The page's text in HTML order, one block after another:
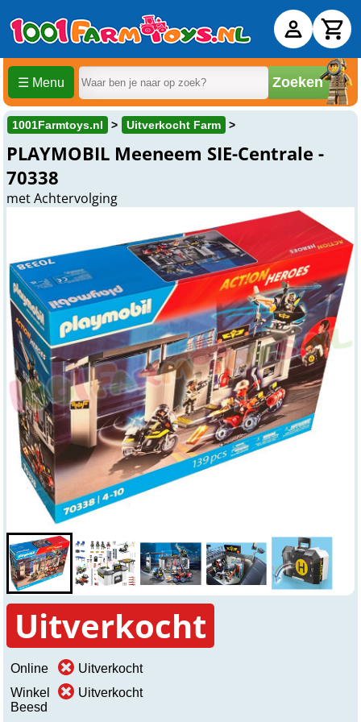
☰ Menu Zoeken
1001Farmtoys.nl Uitverkocht Farm
PLAYMOBIL Meeneem SIE-Centrale -
70338
met Achtervolging
Uitverkocht
Online
Uitverkocht
Winkel
Beesd
Uitverkocht